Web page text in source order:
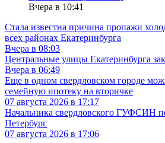
Вчера в 10:41
Стала известна причина пропажи
всех районах Екатеринбурга
Вчера в 08:03
Центральные улицы Екатеринбурга
Вчера в 06:49
Еще в одном свердловском городе
семейную ипотеку на вторичке
07 августа 2026 в 17:17
Начальника свердловского ГУФСИН
Петербург
07 августа 2026 в 17:06